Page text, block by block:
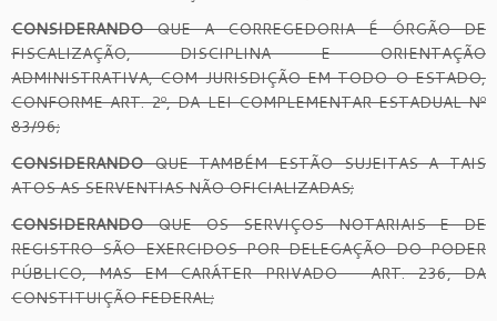
CONSIDERANDOQUE A CORREGEDORIA É ÓRGÃO DE
FISCALIZAÇÃO, DISCIPLINA E ORIENTAÇÃO
ADMINISTRATIVA, COM JURISDIÇÃO EM TODO O ESTADO,
CONFORME ART. 2º, DA LEI COMPLEMENTAR ESTADUAL Nº
83/96;
CONSIDERANDOQUE TAMBÉM ESTÃO SUJEITAS A TAIS
ATOS AS SERVENTIAS NÃO OFICIALIZADAS;
CONSIDERANDOQUE OS SERVIÇOS NOTARIAIS E DE
REGISTRO SÃO EXERCIDOS POR DELEGAÇÃO DO PODER
PÚBLICO, MAS EM CARÁTER PRIVADO – ART. 236, DA
CONSTITUIÇÃO FEDERAL;